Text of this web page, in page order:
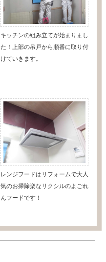
キッチンの組み立てが始まりまし
た！上部の吊戸から順番に取り付
けていきます。
レンジフードはリフォームで大人
気のお掃除楽なリクシルのよごれ
んフードです！